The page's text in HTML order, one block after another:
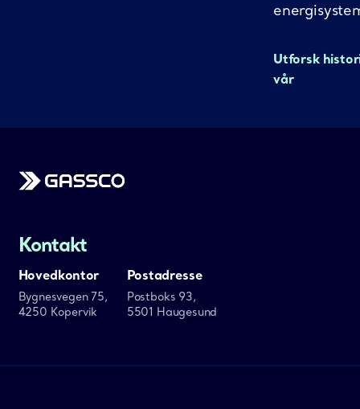
Utforsk
vår
Kontakt
Hovedkontor
Bygnesvegen 75,
4250 Kopervik
Postadresse
Postboks 93,
5501 Haugesund